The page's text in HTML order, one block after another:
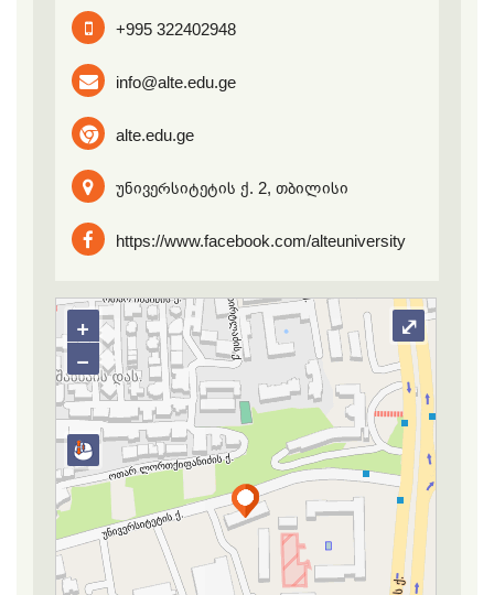
+995 322402948
info@alte.edu.ge
alte.edu.ge
უნივერსიტეტის ქ. 2, თბილისი
https://www.facebook.com/alteuniversity
+
−
⤢